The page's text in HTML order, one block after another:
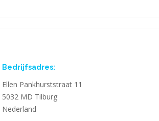
Bedrijfsadres:
Ellen Pankhurststraat 11
5032 MD Tilburg
Nederland